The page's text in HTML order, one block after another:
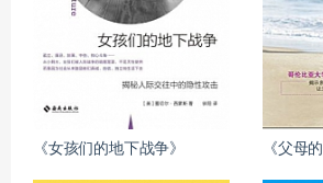
《女孩们的地下战争》 《父母